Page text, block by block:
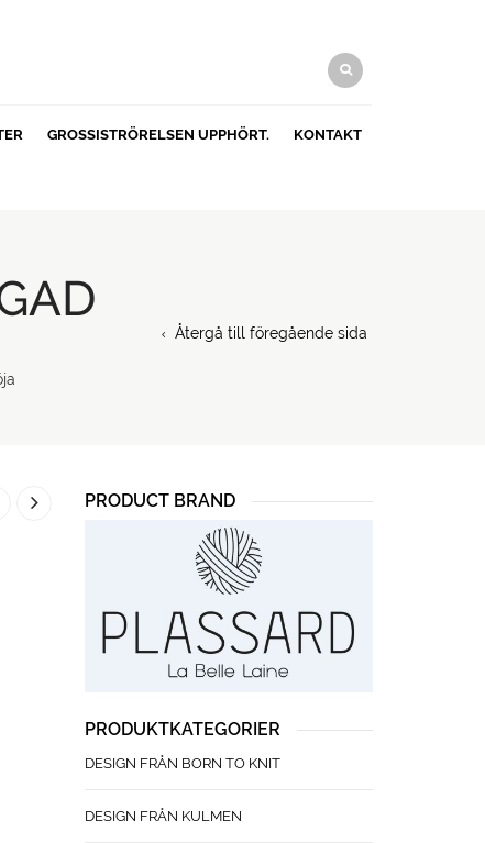
GROSSISTRÖRELSEN UPPHÖRT. KONTAKT
Återgå till föregående sida
PRODUCT BRAND
PRODUKTKATEGORIER
DESIGN FRÅN BORN TO KNIT
DESIGN FRÅN KULMEN